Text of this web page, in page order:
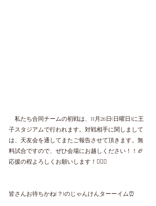
私たち合同チームの初戦は、11月26日(日曜日)に王
子スタジアムで行われます。対戦相手に関しまして
は、天友会を通してまたご報告させて頂きます。無
料試合ですので、ぜひ会場にお越しください！！🏈
応援の程よろしくお願いします！🙇🏻‍♀️
皆さんお待ちかね(？)のじゃんけんターーイム⏰